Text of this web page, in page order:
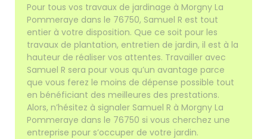
Pour tous vos travaux de jardinage à Morgny La
Pommeraye dans le 76750, Samuel R est tout
entier à votre disposition. Que ce soit pour les
travaux de plantation, entretien de jardin, il est à la
hauteur de réaliser vos attentes. Travailler avec
Samuel R sera pour vous qu’un avantage parce
que vous ferez le moins de dépense possible tout
en bénéficiant des meilleures des prestations.
Alors, n’hésitez à signaler Samuel R à Morgny La
Pommeraye dans le 76750 si vous cherchez une
entreprise pour s’occuper de votre jardin.